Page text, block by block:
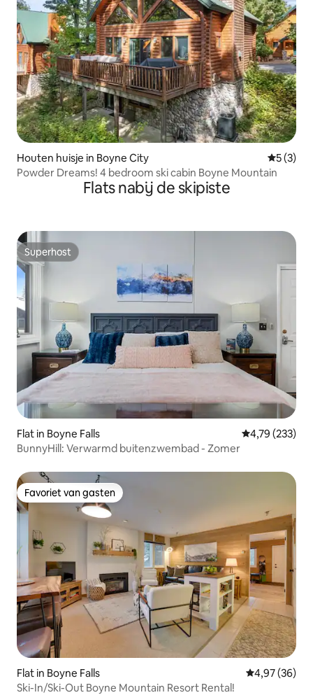
Houten huisje in Boyne City
5 (3)
Powder Dreams! 4 bedroom ski cabin Boyne Mountain
Flats nabij de skipiste
Superhost
Superhost
Flat in Boyne Falls Gemiddelde
4,79 (233)
BunnyHill: Verwarmd buitenzwembad - Zomer
Favoriet van gasten
Favoriet van gasten
Flat in Boyne Falls Gemiddelde
4,97 (36)
Ski-In/Ski-Out Boyne Mountain Resort Rental!